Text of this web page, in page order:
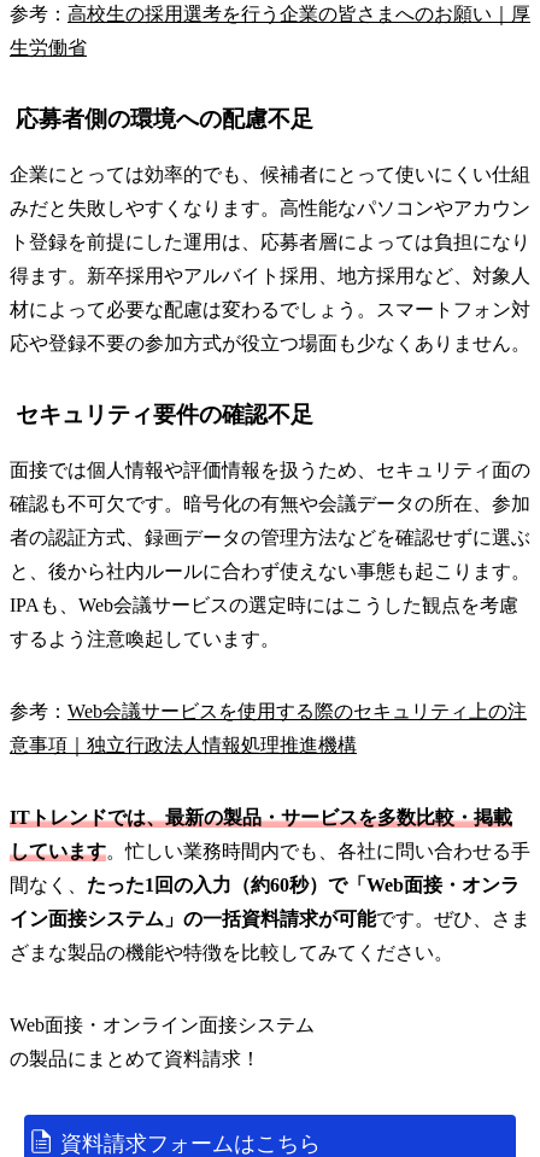
参考： 高校生の採用選考を行う企業の皆さまへのお願い｜厚
生労働省
応募者側の環境への配慮不足
企業にとっては効率的でも、候補者にとって使いにくい仕組
みだと失敗しやすくなります。高性能なパソコンやアカウン
ト登録を前提にした運用は、応募者層によっては負担になり
得ます。新卒採用やアルバイト採用、地方採用など、対象人
材によって必要な配慮は変わるでしょう。スマートフォン対
応や登録不要の参加方式が役立つ場面も少なくありません。
セキュリティ要件の確認不足
面接では個人情報や評価情報を扱うため、セキュリティ面の
確認も不可欠です。暗号化の有無や会議データの所在、参加
者の認証方式、録画データの管理方法などを確認せずに選ぶ
と、後から社内ルールに合わず使えない事態も起こります。
IPAも、Web会議サービスの選定時にはこうした観点を考慮
するよう注意喚起しています。
参考： Web会議サービスを使用する際のセキュリティ上の注
意事項｜独立行政法人情報処理推進機構
ITトレンドでは、最新の製品・サービスを多数比較・掲載
しています。忙しい業務時間内でも、各社に問い合わせる手
間なく、 たった1回の入力（約60秒）で「Web面接・オンラ
イン面接システム」の一括資料請求が可能です。ぜひ、さま
ざまな製品の機能や特徴を比較してみてください。
Web面接・オンライン面接システム
の製品にまとめて資料請求！
資料請求フォームはこちら